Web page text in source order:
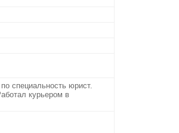
специальность юрист.
курьером в